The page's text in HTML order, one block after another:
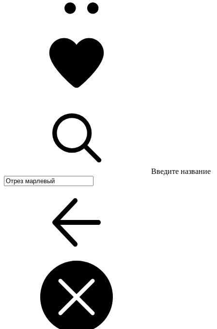
Введите название